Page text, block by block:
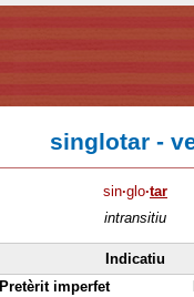
singlotar -
sin·glo·tar
intransitiu
Indicatiu
Pretèrit imperfet